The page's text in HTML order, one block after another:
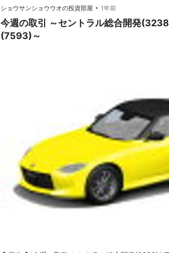
ショウサンショウウオの投資部屋 • 1年前
今週の取引 ～セントラル総合開発
(7593)～